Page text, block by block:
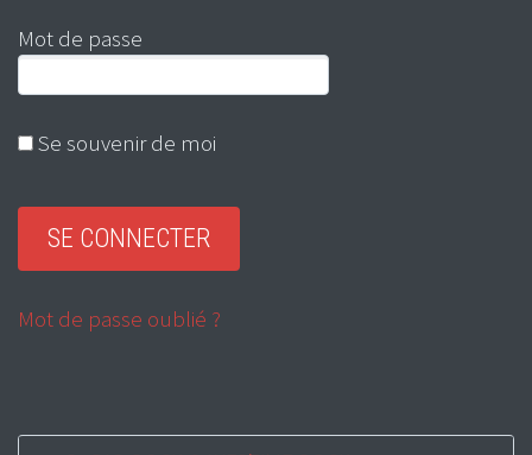
Mot de passe
Se souvenir de moi
Mot de passe oublié ?